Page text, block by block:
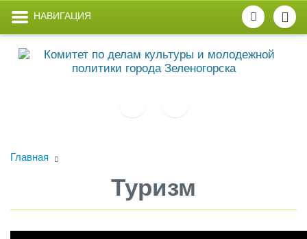
НАВИГАЦИЯ
Главная
Туризм